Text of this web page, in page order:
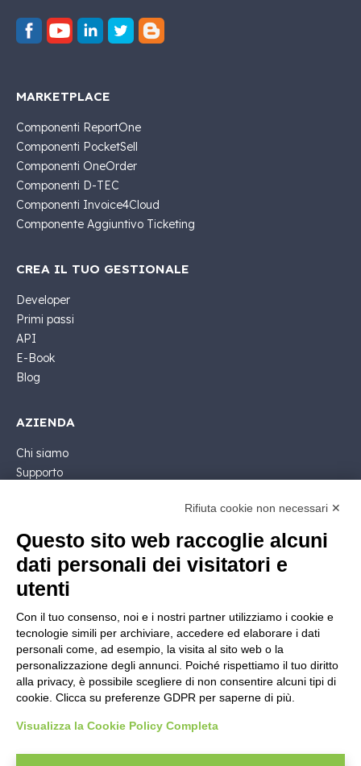
MARKETPLACE
Componenti ReportOne
Componenti PocketSell
Componenti OneOrder
Componenti D-TEC
Componenti Invoice4Cloud
Componente Aggiuntivo Ticketing
CREA IL TUO GESTIONALE
Developer
Primi passi
API
E-Book
Blog
AZIENDA
Chi siamo
Supporto
Segui Nios4
NOTE LEGALI
Documentazione contrattuale e GDPR
Condizioni generali di fornitura
Condizioni di vendita
Condizioni del servizio di supporto
Informative Privacy
Security Policy
Rifiuta cookie non necessari ✕
Questo sito web raccoglie alcuni
dati personali dei visitatori e
utenti
Con il tuo consenso, noi e i nostri partner utilizziamo i cookie e
tecnologie simili per archiviare, accedere ed elaborare i dati
personali come, ad esempio, la visita al sito web o la
personalizzazione degli annunci. Poiché rispettiamo il tuo diritto
alla privacy, è possibile scegliere di non consentire alcuni tipi di
cookie. Clicca su preferenze GDPR per saperne di più.
Visualizza la Cookie Policy Completa